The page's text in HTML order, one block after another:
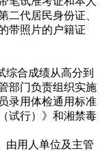
二代居民身份证、
带照片的户籍证
综合成绩从高分到
部门负责组织实施
录用体检通用标准
试行）》和湘禁毒
由用人单位及主管